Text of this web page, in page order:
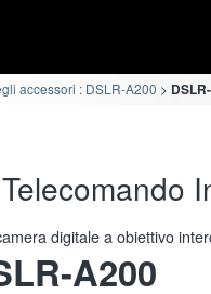
accessori : DSLR-A200
digitale a obiettivo
A200